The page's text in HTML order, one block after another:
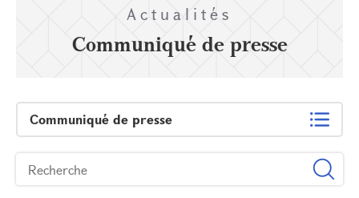
Actualités
Communiqué de presse
Communiqué de presse